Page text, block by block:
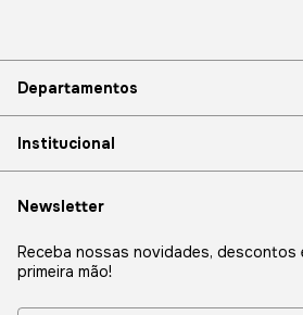
Departamentos
Institucional
Newsletter
Receba nossas novidades, descontos
primeira mão!